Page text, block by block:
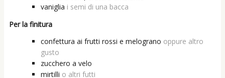
vaniglia i semi di una bacca
Per la finitura
confettura ai frutti rossi e melograno oppure altro
gusto
zucchero a velo
mirtilli o altri futti